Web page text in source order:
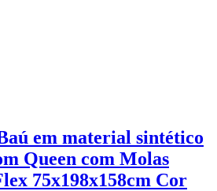
em material sintético
Queen com Molas
75x198x158cm Cor